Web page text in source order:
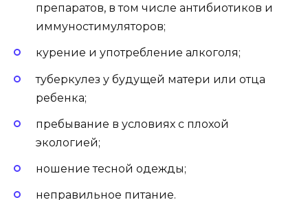
препаратов, в том числе антибиотиков и
иммуностимуляторов;
курение и употребление алкоголя;
туберкулез у будущей матери или отца
ребенка;
пребывание в условиях с плохой
экологией;
ношение тесной одежды;
неправильное питание.